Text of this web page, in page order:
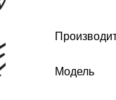
Модель